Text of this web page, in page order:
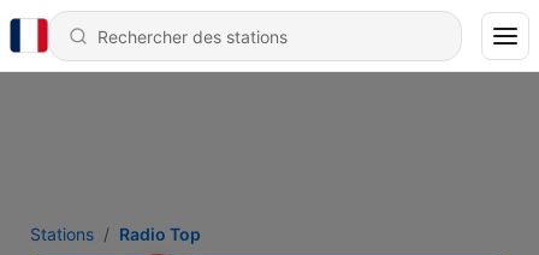
Stations Radio Top